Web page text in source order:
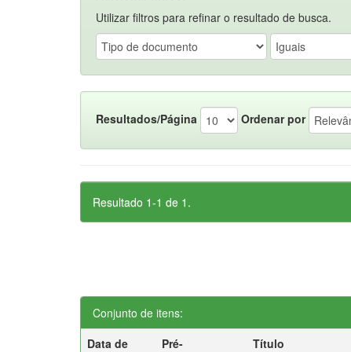
Utilizar filtros para refinar o resultado de busca.
Resultados/Página Ordenar por
Resultado 1-1 de 1.
Conjunto de itens:
Data de
Pré-
Título